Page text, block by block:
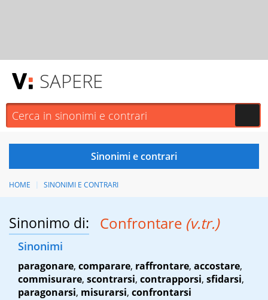
SAPERE
HOME SINONIMI E CONTRARI
Sinonimo di: Confrontare (v.tr.)
Sinonimi
paragonare, comparare, raffrontare, accostare,
commisurare, scontrarsi, contrapporsi, sfidarsi,
paragonarsi, misurarsi, confrontarsi